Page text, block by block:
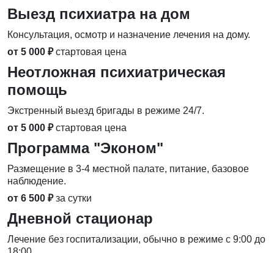
Выезд психиатра на дом
Консультация, осмотр и назначение лечения на дому.
от 5 000 ₽ стартовая цена
Неотложная психиатрическая
помощь
Экстренный выезд бригады в режиме 24/7.
от 5 000 ₽ стартовая цена
Программа "Эконом"
Размещение в 3-4 местной палате, питание, базовое
наблюдение.
от 6 500 ₽ за сутки
Дневной стационар
Лечение без госпитализации, обычно в режиме с 9:00 до